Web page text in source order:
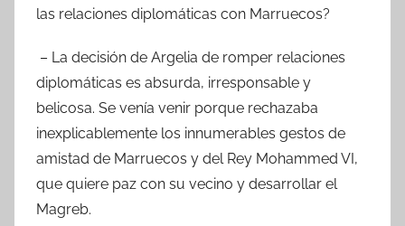
las relaciones diplomáticas con Marruecos?
– La decisión de Argelia de romper relaciones
diplomáticas es absurda, irresponsable y
belicosa. Se venía venir porque rechazaba
inexplicablemente los innumerables gestos de
amistad de Marruecos y del Rey Mohammed VI,
que quiere paz con su vecino y desarrollar el
Magreb.